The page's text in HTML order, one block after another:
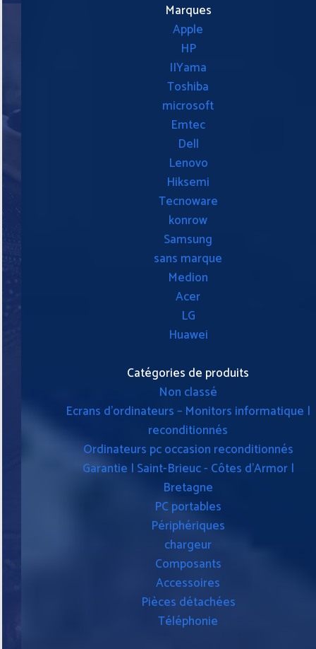
Marques
Apple
HP
IIYama
Toshiba
microsoft
Emtec
Dell
Lenovo
Hiksemi
Tecnoware
konrow
Samsung
sans marque
Medion
Acer
LG
Huawei
Catégories de produits
Non classé
Ecrans d'ordinateurs – Monitors informatique |
reconditionnés
Ordinateurs pc occasion reconditionnés
Garantie | Saint-Brieuc - Côtes d'Armor |
Bretagne
PC portables
Périphériques
chargeur
Composants
Accessoires
Pièces détachées
Téléphonie